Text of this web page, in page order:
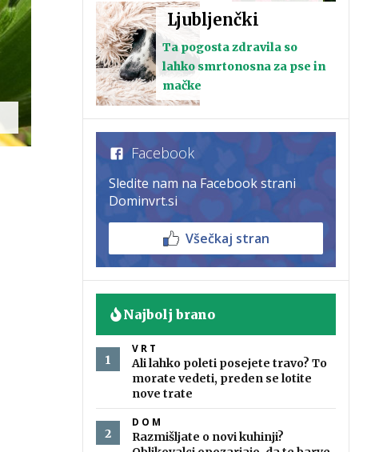
Ljubljenčki
Ta pogosta zdravila so
lahko smrtonosna za pse in
mačke
Facebook
Sledite nam na Facebook strani
Dominvrt.si
Všečkaj stran
Najbolj brano
VRT
Ali lahko poleti posejete travo? To
morate vedeti, preden se lotite
nove trate
DOM
Razmišljate o novi kuhinji?